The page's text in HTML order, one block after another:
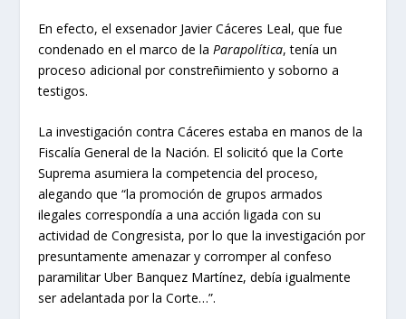
En efecto, el exsenador Javier Cáceres Leal, que fue
condenado en el marco de laParapolítica, tenía un
proceso adicional por constreñimiento y soborno a
testigos.
La investigación contra Cáceres estaba en manos de la
Fiscalía General de la Nación. El solicitó que la Corte
Suprema asumiera la competencia del proceso,
alegando que “la promoción de grupos armados
ilegales correspondía a una acción ligada con su
actividad de Congresista, por lo que la investigación por
presuntamente amenazar y corromper al confeso
paramilitar Uber Banquez Martínez, debía igualmente
ser adelantada por la Corte…”.